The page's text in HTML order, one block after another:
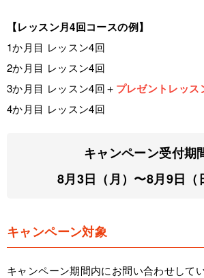
【レッスン月4回コースの例】
1か月目 レッスン4回
2か月目 レッスン4回
3か月目 レッスン4回＋ プレゼントレッス
4か月目 レッスン4回
キャンペーン受付期
8月3日（月）〜8月9日（
キャンペーン対象
キャンペーン期間内にお問い合わせして